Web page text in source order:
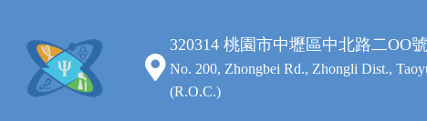
320314 桃園市中壢區中北路二OO號
No. 200, Zhongbei Rd., Zhongli Dist.,
(R.O.C.)